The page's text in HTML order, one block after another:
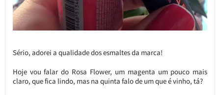
Sério, adorei a qualidade dos esmaltes da marca!
Hoje vou falar do Rosa Flower, um magenta um pouco mais
claro, que fica lindo, mas na quinta falo de um que é vinho, tá?